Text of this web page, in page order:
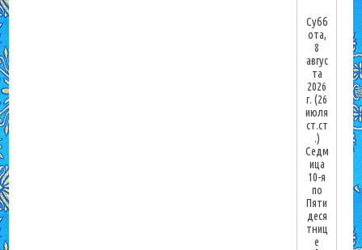
Субб
ота,
8
авгус
та
2026
г.(26
июля
ст.ст
.)
Седм
ица
10-я
по
Пяти
деся
тниц
е